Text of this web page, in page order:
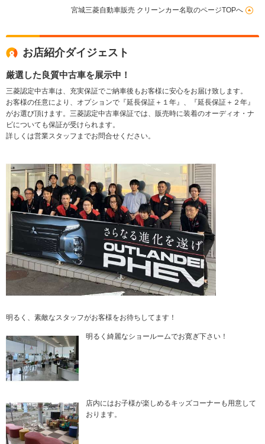
宮城三菱自動車販売 クリーンカー名取のページTOPへ
お店紹介ダイジェスト
厳選した良質中古車を展示中！
三菱認定中古車は、充実保証でご納車後もお客様に安心をお届け致します。
お客様の任意により、オプションで『延長保証＋１年』、『延長保証＋２年』
がお選び頂けます。三菱認定中古車保証では、販売時に装着のオーディオ・ナ
ビについても保証が受けられます。
詳しくは営業スタッフまでお問合せください。
明るく、素敵なスタッフがお客様をお待ちしてます！
明るく綺麗なショールームでお寛ぎ下さい！
店内にはお子様が楽しめるキッズコーナーも用意して
おります。